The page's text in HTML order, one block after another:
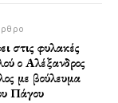
στις φυλακές
ο Αλέξανδρος
με βούλευμα
Πάγου